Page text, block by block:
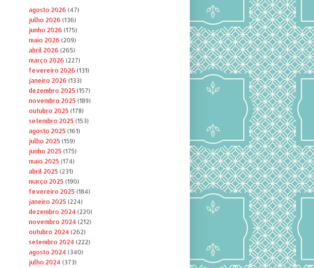
agosto 2026 (47)
julho 2026 (136)
junho 2026 (175)
maio 2026 (209)
abril 2026 (265)
março 2026 (227)
fevereiro 2026 (131)
janeiro 2026 (133)
dezembro 2025 (157)
novembro 2025 (189)
outubro 2025 (178)
setembro 2025 (153)
agosto 2025 (161)
julho 2025 (159)
junho 2025 (175)
maio 2025 (174)
abril 2025 (231)
março 2025 (190)
fevereiro 2025 (184)
janeiro 2025 (224)
dezembro 2024 (220)
novembro 2024 (212)
outubro 2024 (262)
setembro 2024 (222)
agosto 2024 (340)
julho 2024 (373)